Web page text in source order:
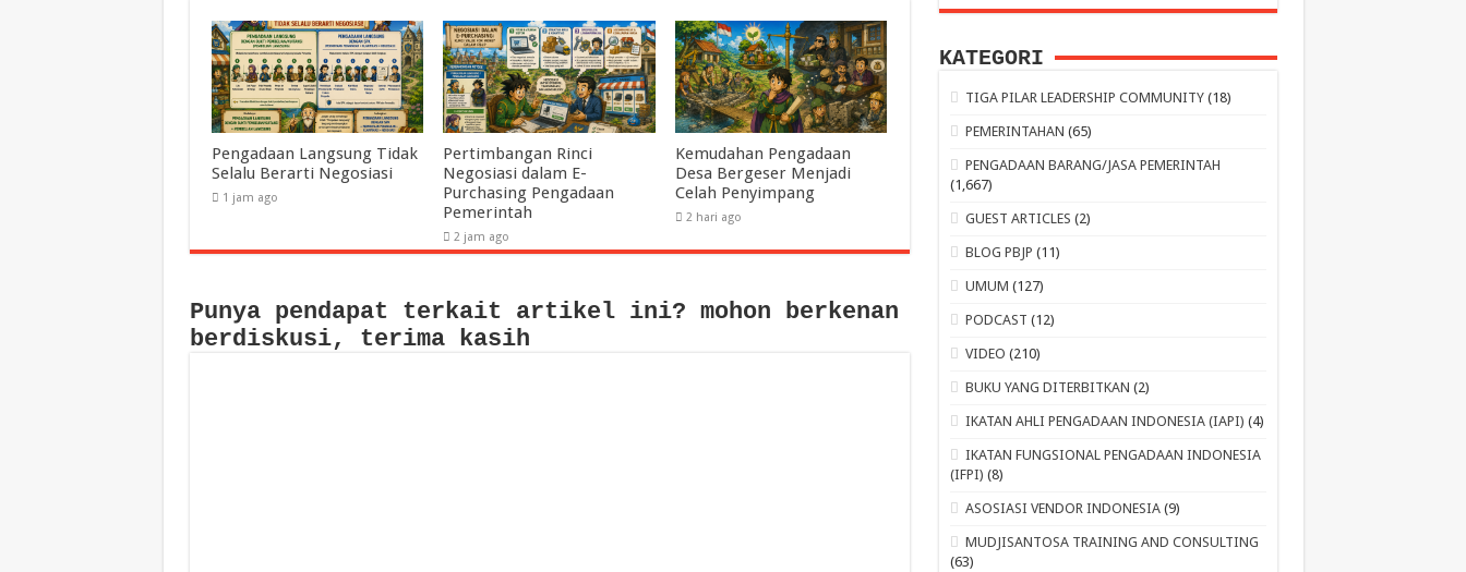
Pengadaan Langsung Tidak
Selalu Berarti Negosiasi
1 jam ago
Pertimbangan Rinci
Negosiasi dalam E-
Purchasing Pengadaan
Pemerintah
2 jam ago
Kemudahan Pengadaan
Desa Bergeser Menjadi
Celah Penyimpang
2 hari ago
Punya pendapat terkait artikel ini? mohon berkenan
berdiskusi, terima kasih
KATEGORI
TIGA PILAR LEADERSHIP COMMUNITY (18)
PEMERINTAHAN (65)
PENGADAAN BARANG/JASA PEMERINTAH
(1,667)
GUEST ARTICLES (2)
BLOG PBJP (11)
UMUM (127)
PODCAST (12)
VIDEO (210)
BUKU YANG DITERBITKAN (2)
IKATAN AHLI PENGADAAN INDONESIA (IAPI) (4)
IKATAN FUNGSIONAL PENGADAAN INDONESIA
(IFPI) (8)
ASOSIASI VENDOR INDONESIA (9)
MUDJISANTOSA TRAINING AND CONSULTING
(63)